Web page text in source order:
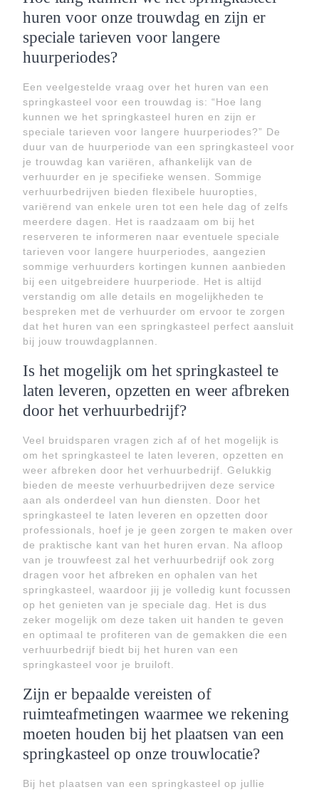
huren voor onze trouwdag en zijn er
speciale tarieven voor langere
huurperiodes?
Een veelgestelde vraag over het huren van een
springkasteel voor een trouwdag is: “Hoe lang
kunnen we het springkasteel huren en zijn er
speciale tarieven voor langere huurperiodes?” De
duur van de huurperiode van een springkasteel voor
je trouwdag kan variëren, afhankelijk van de
verhuurder en je specifieke wensen. Sommige
verhuurbedrijven bieden flexibele huuropties,
variërend van enkele uren tot een hele dag of zelfs
meerdere dagen. Het is raadzaam om bij het
reserveren te informeren naar eventuele speciale
tarieven voor langere huurperiodes, aangezien
sommige verhuurders kortingen kunnen aanbieden
bij een uitgebreidere huurperiode. Het is altijd
verstandig om alle details en mogelijkheden te
bespreken met de verhuurder om ervoor te zorgen
dat het huren van een springkasteel perfect aansluit
bij jouw trouwdagplannen.
Is het mogelijk om het springkasteel te
laten leveren, opzetten en weer afbreken
door het verhuurbedrijf?
Veel bruidsparen vragen zich af of het mogelijk is
om het springkasteel te laten leveren, opzetten en
weer afbreken door het verhuurbedrijf. Gelukkig
bieden de meeste verhuurbedrijven deze service
aan als onderdeel van hun diensten. Door het
springkasteel te laten leveren en opzetten door
professionals, hoef je je geen zorgen te maken over
de praktische kant van het huren ervan. Na afloop
van je trouwfeest zal het verhuurbedrijf ook zorg
dragen voor het afbreken en ophalen van het
springkasteel, waardoor jij je volledig kunt focussen
op het genieten van je speciale dag. Het is dus
zeker mogelijk om deze taken uit handen te geven
en optimaal te profiteren van de gemakken die een
verhuurbedrijf biedt bij het huren van een
springkasteel voor je bruiloft.
Zijn er bepaalde vereisten of
ruimteafmetingen waarmee we rekening
moeten houden bij het plaatsen van een
springkasteel op onze trouwlocatie?
Bij het plaatsen van een springkasteel op jullie